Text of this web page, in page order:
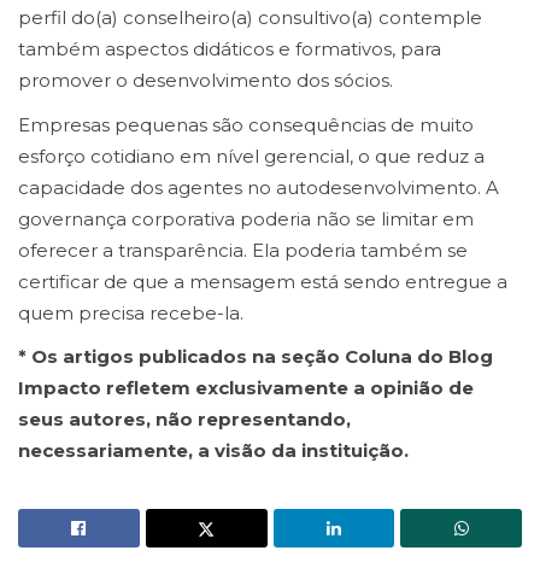
perfil do(a) conselheiro(a) consultivo(a) contemple
também aspectos didáticos e formativos, para
promover o desenvolvimento dos sócios.
Empresas pequenas são consequências de muito
esforço cotidiano em nível gerencial, o que reduz a
capacidade dos agentes no autodesenvolvimento. A
governança corporativa poderia não se limitar em
oferecer a transparência. Ela poderia também se
certificar de que a mensagem está sendo entregue a
quem precisa recebe-la.
* Os artigos publicados na seção Coluna do Blog
Impacto refletem exclusivamente a opinião de
seus autores, não representando,
necessariamente, a visão da instituição.